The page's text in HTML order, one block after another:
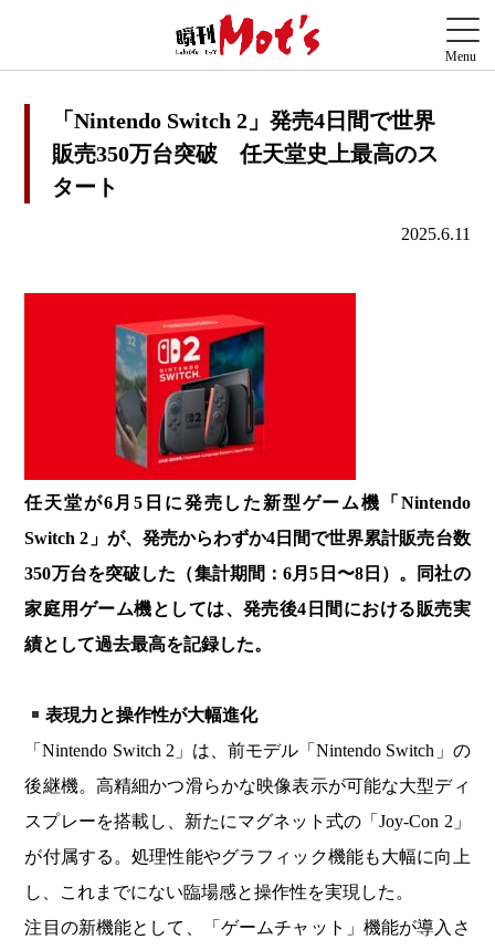
「Nintendo Switch 2」発売4日間で世界
販売350万台突破 任天堂史上最高のス
タート
2025.6.11
任天堂が6月5日に発売した新型ゲーム機「Nintendo
Switch 2」が、発売からわずか4日間で世界累計販売台数
350万台を突破した（集計期間：6月5日〜8日）。同社の
家庭用ゲーム機としては、発売後4日間における販売実
績として過去最高を記録した。
表現力と操作性が大幅進化
「Nintendo Switch 2」は、前モデル「Nintendo Switch」の
後継機。高精細かつ滑らかな映像表示が可能な大型ディ
スプレーを搭載し、新たにマグネット式の「Joy-Con 2」
が付属する。処理性能やグラフィック機能も大幅に向上
し、これまでにない臨場感と操作性を実現した。
注目の新機能として、「ゲームチャット」機能が導入さ